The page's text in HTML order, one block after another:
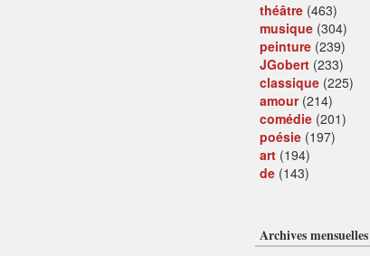
théâtre (463)
musique (304)
peinture (239)
JGobert (233)
classique (225)
amour(214)
comédie (201)
poésie (197)
art (194)
de (143)
Archives mensuelles